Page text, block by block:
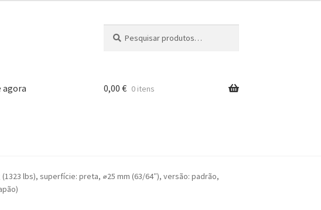
por:
agora
Nossos parceiros
0,00 € 0 itens
lbs), superfície: preta, ⌀25 mm (63/64″), versão: padrão,